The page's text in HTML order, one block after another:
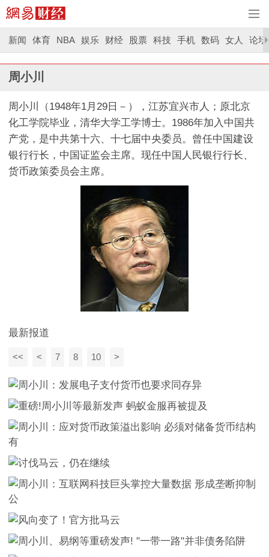
新闻 体育 NBA 娱乐 财经 股票 科技 手机 数码 女人 论坛
周小川
周小川（1948年1月29日－），江苏宜兴市人；原北京
化工学院毕业，清华大学工学博士。1986年加入中国共
产党，是中共第十六、十七届中央委员。曾任中国建设
银行行长，中国证监会主席。现任中国人民银行行长、
货币政策委员会主席。
最新报道
<< < 7 8 10 >